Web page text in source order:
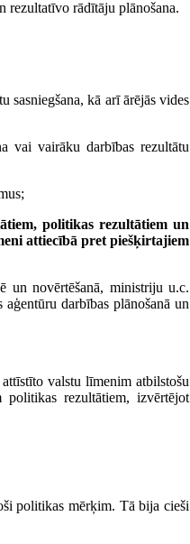
rezultatīvo rādītāju plānošana.
sasniegšana, kā arī ārējās vides
vai vairāku darbības rezultātu
politikas rezultātiem un
attiecībā pret piešķirtajiem
un novērtēšanā, ministriju u.c.
darbības plānošanā un
valstu līmenim atbilstošu
politikas rezultātiem, izvērtējot
politikas mērķim. Tā bija cieši